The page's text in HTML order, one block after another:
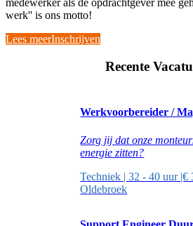
medewerker als de opdrachtgever mee
werk'' is ons motto!
Lees meerInschrijven
Recente
Werkvoorbereider /
Zorg jij dat onze
energie zitten?
Techniek | 32 - 40 uur |€
Oldebroek